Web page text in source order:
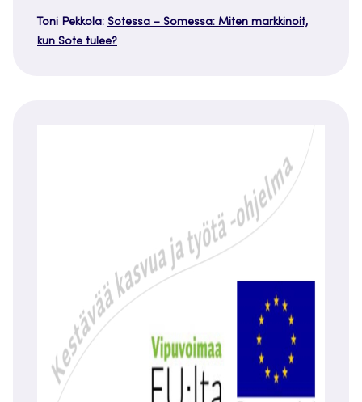
Toni Pekkola: Sotessa – Somessa: Miten markkinoit,
kun Sote tulee?